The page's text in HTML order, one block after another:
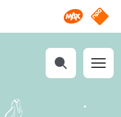
Omroep
NPO